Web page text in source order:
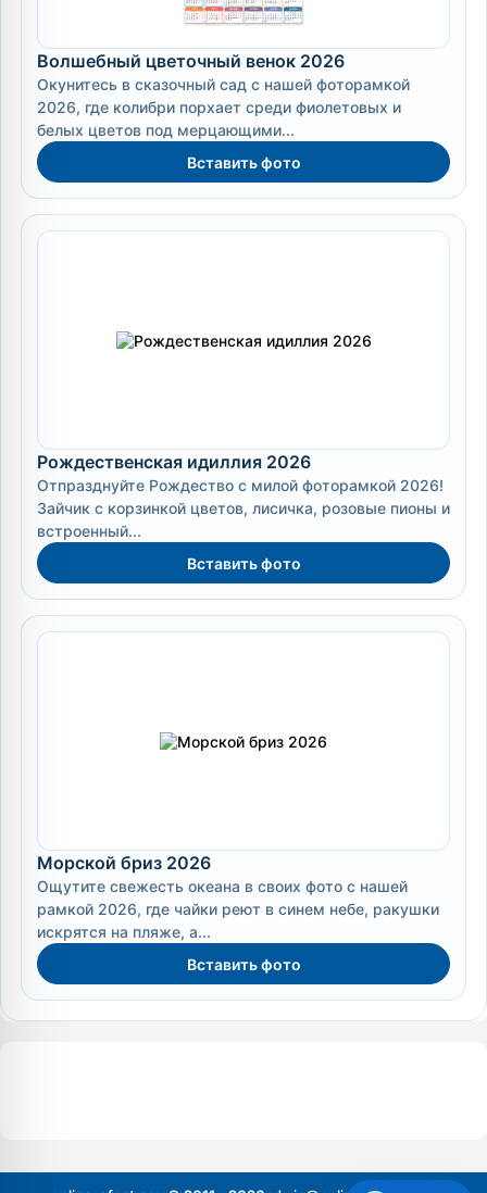
Волшебный цветочный венок 2026
Окунитесь в сказочный сад с нашей фоторамкой
2026, где колибри порхает среди фиолетовых и
белых цветов под мерцающими...
Вставить фото
Рождественская идиллия 2026
Отпразднуйте Рождество с милой фоторамкой 2026!
Зайчик с корзинкой цветов, лисичка, розовые пионы и
встроенный...
Вставить фото
Морской бриз 2026
Ощутите свежесть океана в своих фото с нашей
рамкой 2026, где чайки реют в синем небе, ракушки
искрятся на пляже, а...
Вставить фото